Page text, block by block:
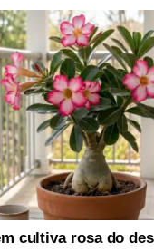
cultiva rosa do